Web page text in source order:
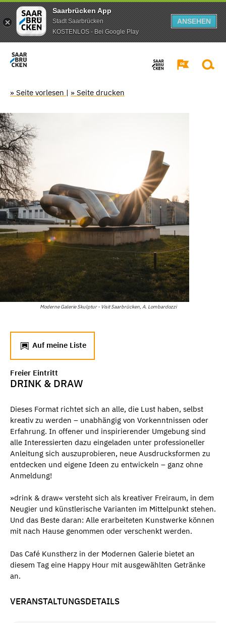
Saarbrücken App
Stadt Saarbrücken
KOSTENLOS - Bei Google Play
ANSEHEN
» Seite vorlesen | » Seite drucken
Moderne Galerie Skulptur - Visit Saarbrücken, A. Lombardozzi
Auf meine Liste
Freier Eintritt
DRINK & DRAW
Dieses Format richtet sich an alle, die Lust haben, selbst
kreativ zu werden – unabhängig von Vorkenntnissen oder
Erfahrung. In offener und inspirierender Umgebung sind
alle Interessierten dazu eingeladen unter professioneller
Anleitung sich auszuprobieren, neue Ausdrucksformen zu
entdecken und eigene Ideen zu entwickeln – ganz ohne
Anmeldung!
»drink & draw« versteht sich als kreativer Freiraum, in dem
Neugier und künstlerische Varianten im Mittelpunkt stehen.
Und das Beste daran: Alle erarbeiteten Kunstwerke können
mit nach Hause genommen oder verschenkt werden.
Das Café Kunstherz in der Modernen Galerie bietet an
diesem Tag eine Happy Hour mit ausgewählten Getränke
an.
VERANSTALTUNGSDETAILS